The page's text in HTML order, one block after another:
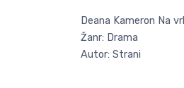
Deana Kameron Na
Žanr: Drama
Autor: Strani